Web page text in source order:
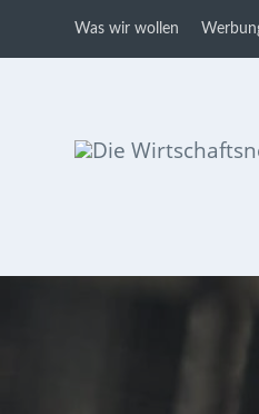
Was wir wollen